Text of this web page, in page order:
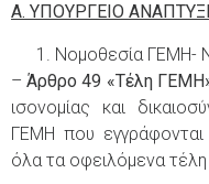
Α. ΥΠΟΥΡΓΕΙΟ
Νομοθεσία ΓΕΜΗ-
–Άρθρο 49 «Τέλη
ισονομίας και
ΓΕΜΗ που
όλα τα οφειλόμενα τέλη